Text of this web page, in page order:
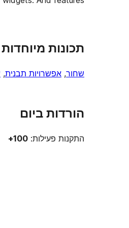
תכונות מיוחדות
שחור, אפשרויות תבנית,
הורדות ביום
התקנות פעילות: 100+